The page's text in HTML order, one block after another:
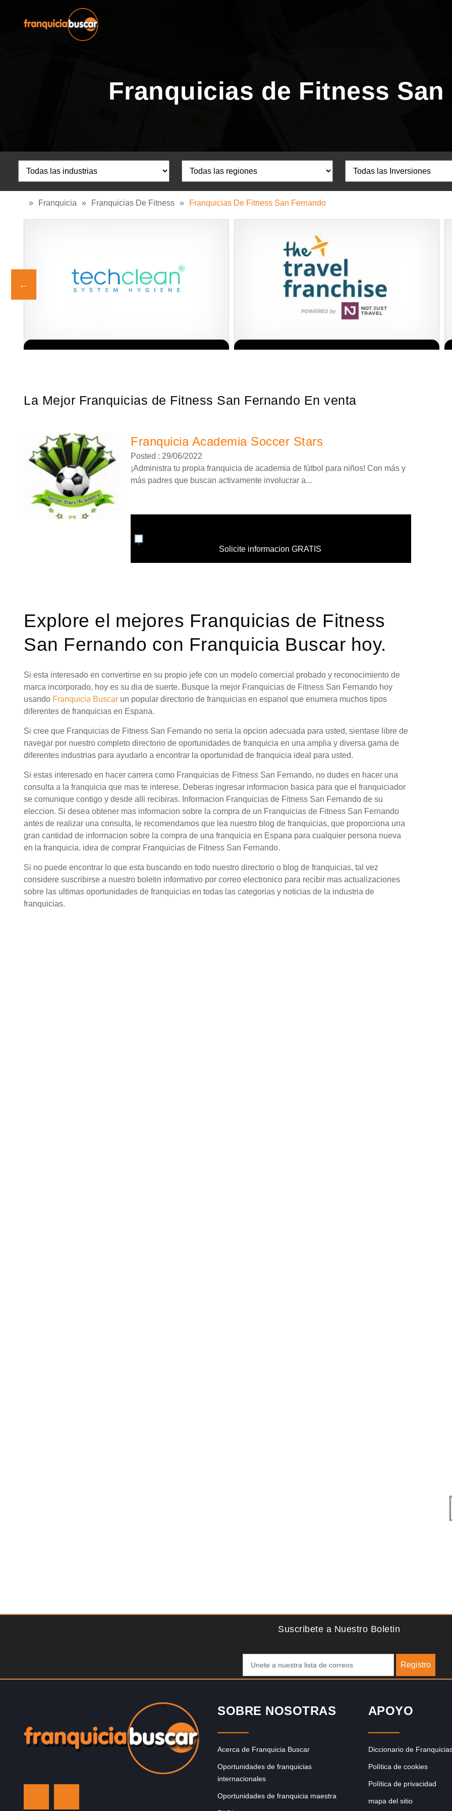
Franquicias de Fitness San
» Franquicia » Franquicias De Fitness » Franquicias De Fitness San Fernando
La Mejor Franquicias de Fitness San Fernando En venta
Franquicia Academia Soccer Stars
Posted : 29/06/2022
¡Administra tu propia franquicia de academia de fútbol para niños! Con más y
más padres que buscan activamente involucrar a...
Solicite informacion GRATIS
Explore el mejores Franquicias de Fitness
San Fernando con Franquicia Buscar hoy.
Si esta interesado en convertirse en su propio jefe con un modelo comercial probado y reconocimiento de
marca incorporado, hoy es su dia de suerte. Busque la mejor Franquicias de Fitness San Fernando hoy
usando Franquicia Buscar un popular directorio de franquicias en espanol que enumera muchos tipos
diferentes de franquicias en Espana.
Si cree que Franquicias de Fitness San Fernando no seria la opcion adecuada para usted, sientase libre de
navegar por nuestro completo directorio de oportunidades de franquicia en una amplia y diversa gama de
diferentes industrias para ayudarlo a encontrar la oportunidad de franquicia ideal para usted.
Si estas interesado en hacer carrera como Franquicias de Fitness San Fernando, no dudes en hacer una
consulta a la franquicia que mas te interese. Deberas ingresar informacion basica para que el franquiciador
se comunique contigo y desde alli recibiras. Informacion Franquicias de Fitness San Fernando de su
eleccion. Si desea obtener mas informacion sobre la compra de un Franquicias de Fitness San Fernando
antes de realizar una consulta, le recomendamos que lea nuestro blog de franquicias, que proporciona una
gran cantidad de informacion sobre la compra de una franquicia en Espana para cualquier persona nueva
en la franquicia. idea de comprar Franquicias de Fitness San Fernando.
Si no puede encontrar lo que esta buscando en todo nuestro directorio o blog de franquicias, tal vez
considere suscribirse a nuestro boletin informativo por correo electronico para recibir mas actualizaciones
sobre las ultimas oportunidades de franquicias en todas las categorias y noticias de la industria de
franquicias.
1976, Eye Level ha…
efectivo…
Suscribete a Nuestro Boletin
Registro
SOBRE NOSOTRAS
Acerca de Franquicia Buscar
Oportunidades de franquicias
internacionales
Oportunidades de franquicia maestra
APOYO
Diccionario de
Política de cookies
Política de privacidad
mapa del sitio